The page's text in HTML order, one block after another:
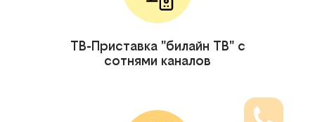
ТВ-Приставка "билайн ТВ" с
сотнями каналов